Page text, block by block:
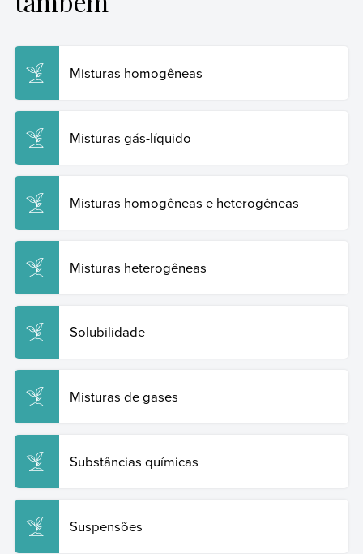
As citações ou referências aos nossos artigos podem
Exemplos
https://www.ejemplos.co/br/misturas/. Acesso em: 19 de
junho de 2026.
Copy Quote
Misturas homogêneas
Misturas gás-líquido
Misturas homogêneas e heterogêneas
Misturas heterogêneas
Solubilidade
Misturas de gases
Substâncias químicas
Suspensões